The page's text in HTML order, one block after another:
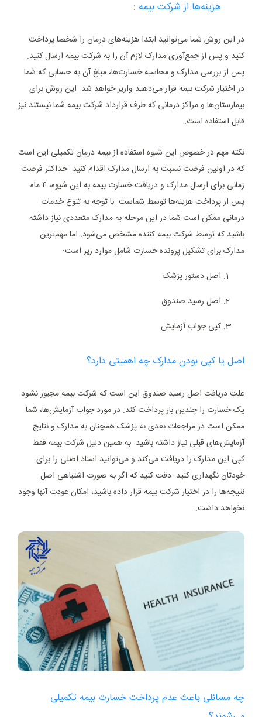
هزینه‌ها از شرکت بیمه :
در این روش شما می‌توانید ابتدا هزینه‌های درمان را شخصا پرداخت
کنید و پس از جمع‌آوری مدارک لازم آن را به شرکت بیمه ارسال کنید.
پس از بررسی مدارک و محاسبه خسارت‌ها، مبلغ آن به حسابی که شما
در اختیار شرکت بیمه قرار می‌دهید واریز خواهد شد. این روش برای
بیمارستان‌ها و مراکز درمانی که طرف قرارداد شرکت بیمه شما نیستند نیز
قابل استفاده است.
نکته مهم در خصوص این شیوه استفاده از بیمه درمان تکمیلی این است
که در اولین فرصت نسبت به ارسال مدارک اقدام کنید. حداکثر فرصت
زمانی برای ارسال مدارک و دریافت خسارت بیمه به این شیوه، ۴ ماه
پس از پرداخت هزینه‌ها توسط شماست. با توجه به تنوع خدمات
درمانی ممکن است شما در این مرحله به مدارک متعددی نیاز داشته
باشید که توسط شرکت بیمه کننده مشخص می‌شود. اما مهم‌ترین
مدارک برای تشکیل پرونده خسارت شامل موارد زیر است:
اصل دستور پزشک
اصل رسید صندوق
کپی جواب آزمایش
اصل یا کپی بودن مدارک چه اهمیتی دارد؟
علت دریافت اصل رسید صندوق این است که شرکت بیمه مجبور نشود
یک خسارت را چندین بار پرداخت کند. در مورد جواب آزمایش‌ها، شما
ممکن است در مراجعات بعدی به پزشک همچنان به مدارک و نتایج
آزمایش‌های قبلی نیاز داشته باشید. به همین دلیل شرکت بیمه فقط
کپی این مدارک را دریافت می‌کند و می‌توانید اسناد اصلی را برای
خودتان نگهداری کنید. دقت کنید که اگر به صورت اشتباهی اصل
نتیجه‌ها را در اختیار شرکت بیمه قرار داده باشید، امکان عودت آنها وجود
نخواهد داشت.
چه مسائلی باعث عدم پرداخت خسارت بیمه تکمیلی